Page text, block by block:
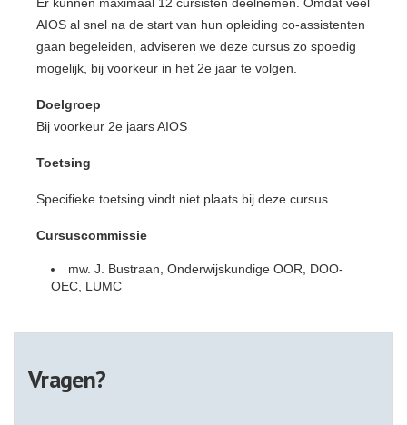
AIOS al snel na de start van hun opleiding co-assistenten
gaan begeleiden, adviseren we deze cursus zo spoedig
mogelijk, bij voorkeur in het 2e jaar te volgen.
Doelgroep
Bij voorkeur 2e jaars AIOS
Toetsing
Specifieke toetsing vindt niet plaats bij deze cursus.
Cursuscommissie
mw. J. Bustraan, Onderwijskundige OOR, DOO-
OEC, LUMC
Vragen?